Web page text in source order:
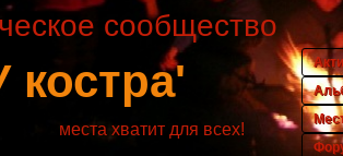
костра'
сообщество
места хватит для всех!